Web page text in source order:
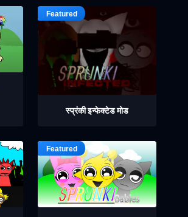
स्प्रंकी इन्फेक्टेड मोड